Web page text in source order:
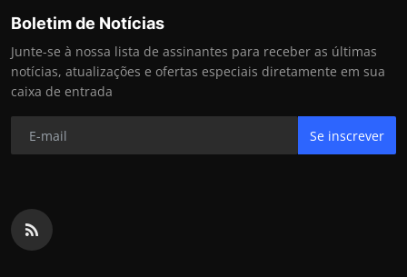
Boletim de Notícias
Junte-se à nossa lista de assinantes para receber as últimas
notícias, atualizações e ofertas especiais diretamente em sua
caixa de entrada
Se inscrever